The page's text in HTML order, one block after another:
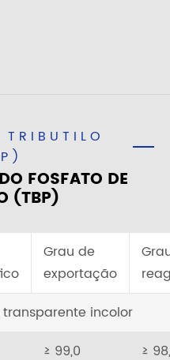
TRIBUTILO
FOSFATO DE
(TBP)
Grau de
exportação
transparente incolor
≥ 99,0
≥